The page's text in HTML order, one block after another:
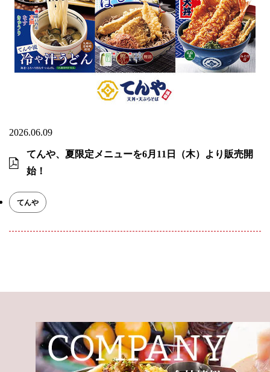
2026.06.09
てんや、夏限定メニューを6月11日（木）より販売開
始！
てんや